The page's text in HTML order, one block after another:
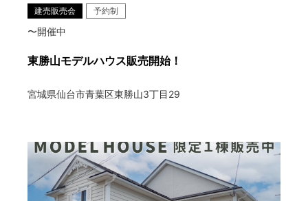
建売販売会 予約制
〜開催中
東勝山モデルハウス販売開始！
宮城県仙台市青葉区東勝山3丁目29